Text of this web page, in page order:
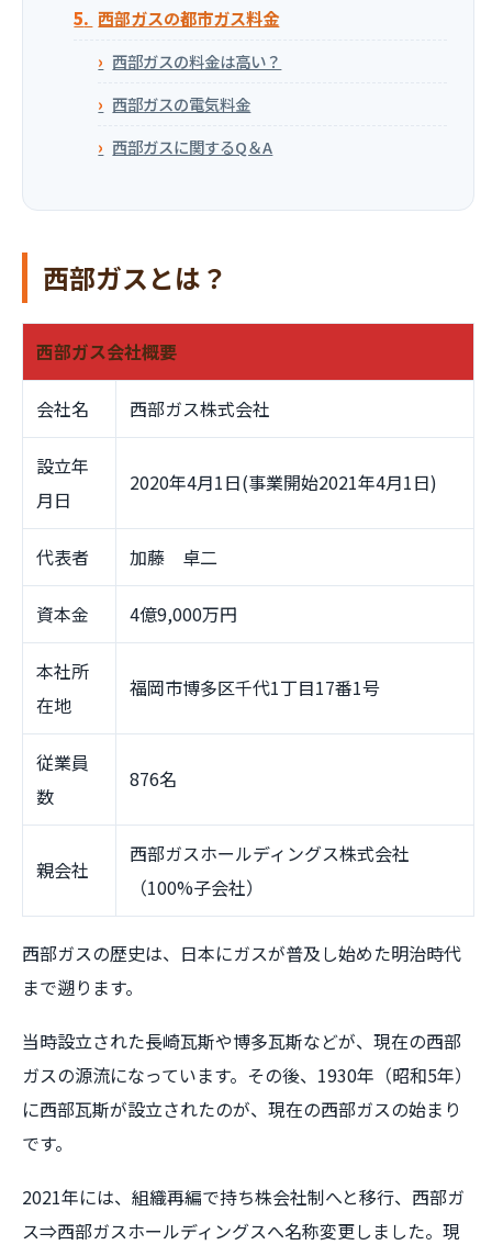
西部ガスの都市ガス料金
西部ガスの料金は高い？
西部ガスの電気料金
西部ガスに関するQ＆A
西部ガスとは？
西部ガス会社概要
会社名 西部ガス株式会社
設立年
月日
2020年4月1日(事業開始2021年4月1日)
代表者 加藤 卓二
資本金 4億9,000万円
本社所
在地
福岡市博多区千代1丁目17番1号
従業員
数
876名
親会社
西部ガスホールディングス株式会社
（100%子会社）
西部ガスの歴史は、日本にガスが普及し始めた明治時代
まで遡ります。
当時設立された長崎瓦斯や博多瓦斯などが、現在の西部
ガスの源流になっています。その後、1930年（昭和5年）
に西部瓦斯が設立されたのが、現在の西部ガスの始まり
です。
2021年には、組織再編で持ち株会社制へと移行、西部ガ
ス⇒西部ガスホールディングスへ名称変更しました。現